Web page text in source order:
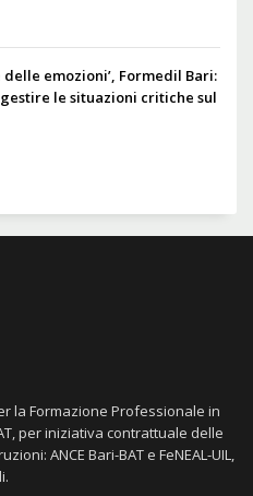
emozioni’, Formedil Bari:
le situazioni critiche sul
la Formazione Professionale in
per iniziativa contrattuale delle
ANCE Bari-BAT e FeNEAL-UIL,